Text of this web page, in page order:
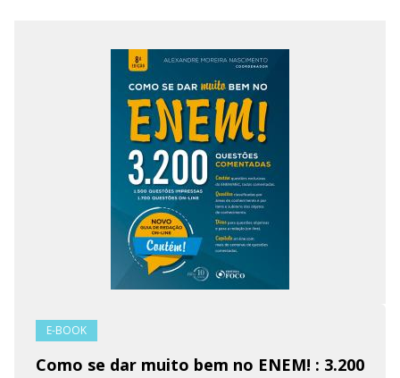
E-BOOK
Como se dar muito bem no ENEM! : 3.200